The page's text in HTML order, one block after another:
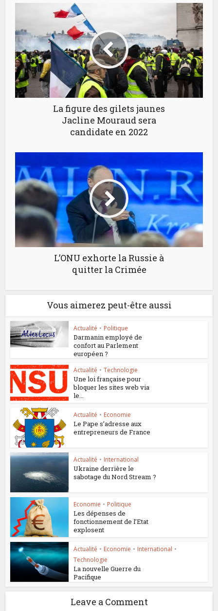
La figure des gilets jaunes
Jacline Mouraud sera
candidate en 2022
L’ONU exhorte la Russie à
quitter la Crimée
Vous aimerez peut-être aussi
Actualité • Politique
Darmanin employé de
confort au Parlement
européen ?
Actualité • Technologie
Une loi française pour
bloquer les sites web via
le...
Actualité • Economie
Le Pape s’adresse aux
entrepreneurs de France
Actualité • International
Ukraine derrière le
sabotage du Nord Stream ?
Economie • Politique
Les dépenses de
fonctionnement de l’Etat
explosent
Actualité • Economie • International •
Technologie
La nouvelle Guerre du
Pacifique
Leave a Comment